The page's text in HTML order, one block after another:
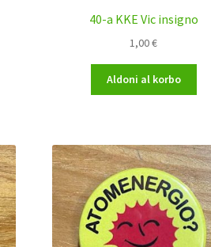
40-a KKE Vic insigno
1,00€
Aldoni al korbo